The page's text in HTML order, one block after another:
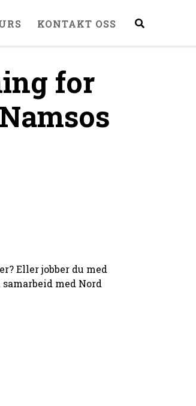
KONTAKT OSS
for
Eller jobber du med
med Nord